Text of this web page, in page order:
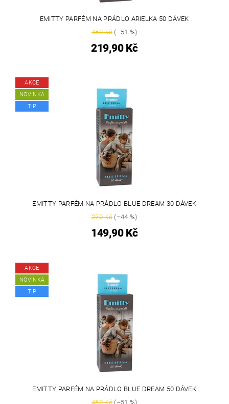
EMITTY PARFÉM NA PRÁDLO ARIELKA 50 DÁVEK
450 Kč(–51 %)
219,90 Kč
AKCE
NOVINKA
TIP
EMITTY PARFÉM NA PRÁDLO BLUE DREAM 30 DÁVEK
270 Kč(–44 %)
149,90 Kč
AKCE
NOVINKA
TIP
EMITTY PARFÉM NA PRÁDLO BLUE DREAM 50 DÁVEK
450 Kč(–51 %)